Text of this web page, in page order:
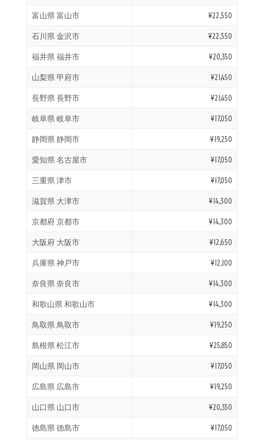
富山県 富山市 ¥22,550
石川県 金沢市 ¥22,550
福井県 福井市 ¥20,350
山梨県 甲府市 ¥21,450
長野県 長野市 ¥21,450
岐阜県 岐阜市 ¥17,050
静岡県 静岡市 ¥19,250
愛知県 名古屋市 ¥17,050
三重県 津市 ¥17,050
滋賀県 大津市 ¥14,300
京都府 京都市 ¥14,300
大阪府 大阪市 ¥12,650
兵庫県 神戸市 ¥12,100
奈良県 奈良市 ¥14,300
和歌山県 和歌山市 ¥14,300
鳥取県 鳥取市 ¥19,250
島根県 松江市 ¥25,850
岡山県 岡山市 ¥17,050
広島県 広島市 ¥19,250
山口県 山口市 ¥20,350
徳島県 徳島市 ¥17,050